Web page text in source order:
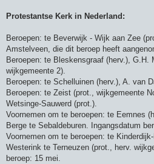
Protestantse Kerk in Nederland:
Beroepen: te Beverwijk - Wijk aan Zee
Amstelveen, die dit beroep heeft
Beroepen: te Bleskensgraaf (herv.), G.H.
wijkgemeente 2).
Beroepen: te Schelluinen (herv.), A. van
Beroepen: te Zeist (prot., wijkgemeente
Wetsinge-Sauwerd (prot.).
Voornemen om te beroepen: te Eemnes
Berge te Sebaldeburen. Ingangsdatum
Voornemen om te beroepen: te
Westerink te Terneuzen (prot., herv.
beroep: 15 mei.